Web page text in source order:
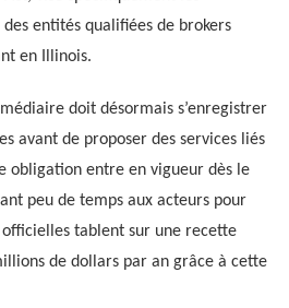
entités qualifiées de brokers
en Illinois.
doit désormais s’enregistrer
avant de proposer des services liés
obligation entre en vigueur dès le
peu de temps aux acteurs pour
officielles tablent sur une recette
de dollars par an grâce à cette